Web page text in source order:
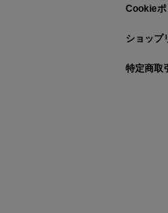
Cookieポ
ショップ
特定商取